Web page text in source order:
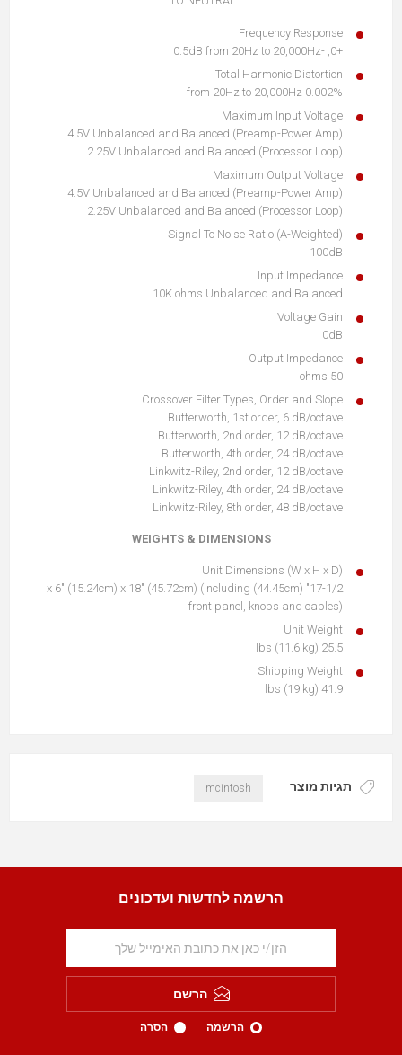
Frequency Response
+0, -0.5dB from 20Hz to 20,000Hz
Total Harmonic Distortion
0.002% from 20Hz to 20,000Hz
Maximum Input Voltage
4.5V Unbalanced and Balanced (Preamp-Power Amp)
2.25V Unbalanced and Balanced (Processor Loop)
Maximum Output Voltage
4.5V Unbalanced and Balanced (Preamp-Power Amp)
2.25V Unbalanced and Balanced (Processor Loop)
Signal To Noise Ratio (A-Weighted)
100dB
Input Impedance
10K ohms Unbalanced and Balanced
Voltage Gain
0dB
Output Impedance
50 ohms
Crossover Filter Types, Order and Slope
Butterworth, 1st order, 6 dB/octave
Butterworth, 2nd order, 12 dB/octave
Butterworth, 4th order, 24 dB/octave
Linkwitz-Riley, 2nd order, 12 dB/octave
Linkwitz-Riley, 4th order, 24 dB/octave
Linkwitz-Riley, 8th order, 48 dB/octave
WEIGHTS & DIMENSIONS
Unit Dimensions (W x H x D)
17-1/2" (44.45cm) x 6" (15.24cm) x 18" (45.72cm) (including
front panel, knobs and cables)
Unit Weight
25.5 lbs (11.6 kg)
Shipping Weight
41.9 lbs (19 kg)
תגיות מוצר mcintosh
הרשמה לחדשות ועדכונים
הרשם
הרשמה הסרה